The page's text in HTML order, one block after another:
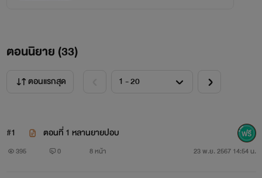
ตอนนิยาย (33)
ตอนแรกสุด
#1 ตอนที่ 1 หลานยายปอบ
395 0 8 หน้า 23 พ.ย. 2567 14:54 น.